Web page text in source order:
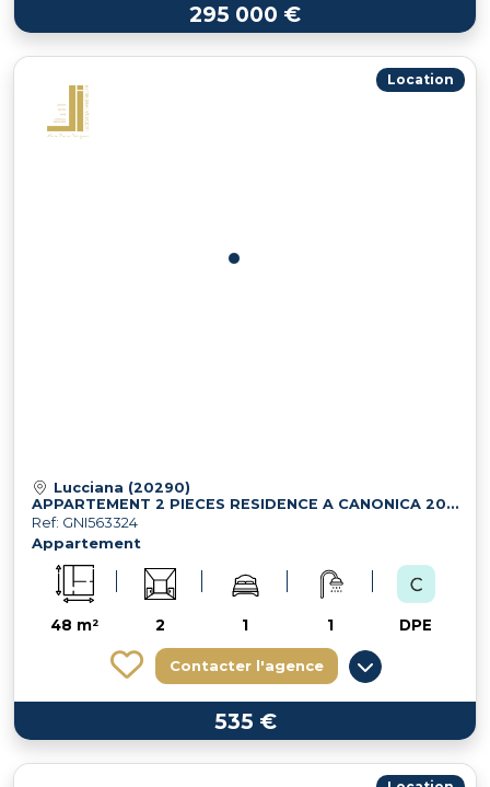
295 000 €
Location
Lucciana (20290)
APPARTEMENT 2 PIECES RESIDENCE A CANONICA 20290 LUCCIANA
Ref: GNI563324
Appartement
48 m² 2 1 1 DPE
Contacter l'agence
535 €